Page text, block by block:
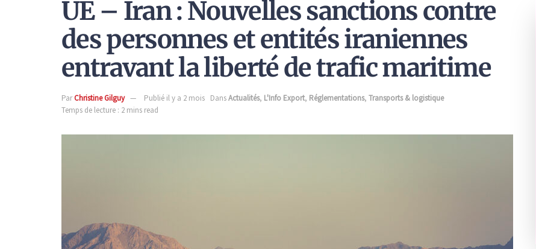
UE – Iran : Nouvelles sanctions contre
des personnes et entités iraniennes
entravant la liberté de trafic maritime
ParChristine Gilguy Publié il y a 2 mois DansActualités, L'Info Export, Réglementations, Transports & logistique
Temps de lecture : 2 mins read